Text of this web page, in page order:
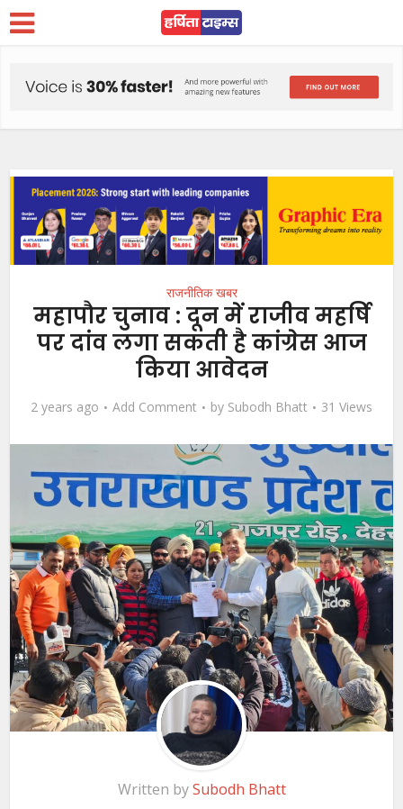
राजनीतिक खबर
महापौर चुनाव : दून में राजीव महर्षि
पर दांव लगा सकती है कांग्रेस आज
किया आवेदन
2 years ago Add Comment by Subodh Bhatt 31 Views
Written bySubodh Bhatt